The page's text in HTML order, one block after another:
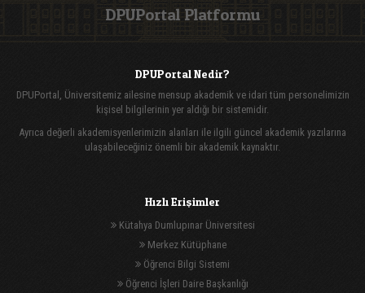
DPUPortal Platformu
DPUPortal Nedir?
DPUPortal, Üniversitemiz ailesine mensup akademik ve idari tüm personelimizin
kişisel bilgilerinin yer aldığı bir sistemidir.
Ayrıca değerli akademisyenlerimizin alanları ile ilgili güncel akademik yazılarına
ulaşabileceğiniz önemli bir akademik kaynaktır.
Hızlı Erişimler
Kütahya Dumlupınar Üniversitesi
Merkez Kütüphane
Öğrenci Bilgi Sistemi
Öğrenci İşleri Daire Başkanlığı